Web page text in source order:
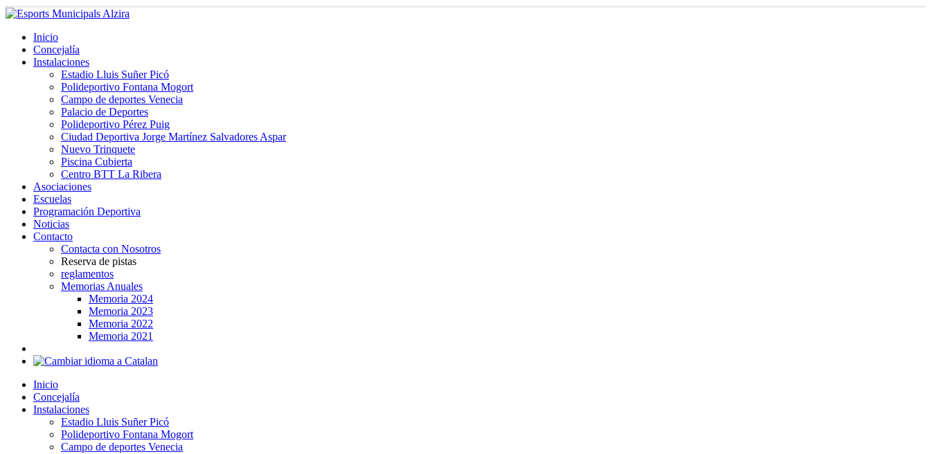
Inicio
Concejalía
Instalaciones
Estadio Lluis Suñer Picó
Polideportivo Fontana Mogort
Campo de deportes Venecia
Palacio de Deportes
Polideportivo Pérez Puig
Ciudad Deportiva Jorge Martínez Salvadores Aspar
Nuevo Trinquete
Piscina Cubierta
Centro BTT La Ribera
Asociaciones
Escuelas
Programación Deportiva
Noticias
Contacto
Contacta con Nosotros
Reserva de pistas
reglamentos
Memorias Anuales
Memoria 2024
Memoria 2023
Memoria 2022
Memoria 2021
Inicio
Concejalía
Instalaciones
Estadio Lluis Suñer Picó
Polideportivo Fontana Mogort
Campo de deportes Venecia